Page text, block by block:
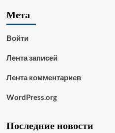
Мета
Войти
Лента записей
Лента комментариев
WordPress.org
Последние новости